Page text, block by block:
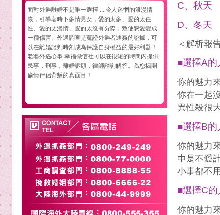
C、秋天
D、冬天
＜解析報
■選擇A的
你的魅力
你在一起
異性殺很
■選擇B的
你的魅力
中是不愛
小事都不
■選擇C的
你的魅力
面對外遇離婚不是唯一選擇 ... 令人迷惘的浪漫情
懷，引導著時下多情男女，愛的太多、愛的太任
性、愛的太濫情、愛的太沒有分際，致使戀愛變成
一種傷害。外遇調查是蒐證外遇者通姦的證據，可
以在離婚談判時刻成為保護自身權益的最好利器！
老婆外遇心事 幸福徵信社可以在很短的時間內提供
民事，刑事，離婚訴願，律師諮詢解答。為您揭開
偷情伴侶背叛的真面目！